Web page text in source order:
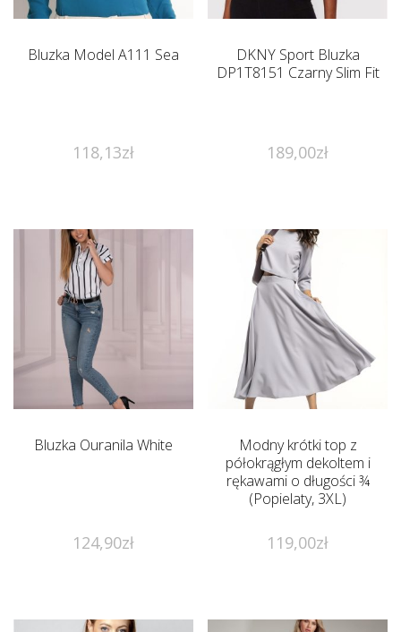
Bluzka Model A111 Sea
118,13zł
DKNY Sport Bluzka
DP1T8151 Czarny Slim Fit
189,00zł
Bluzka Ouranila White
124,90zł
Modny krótki top z
półokrągłym dekoltem i
rękawami o długości ¾
(Popielaty, 3XL)
119,00zł